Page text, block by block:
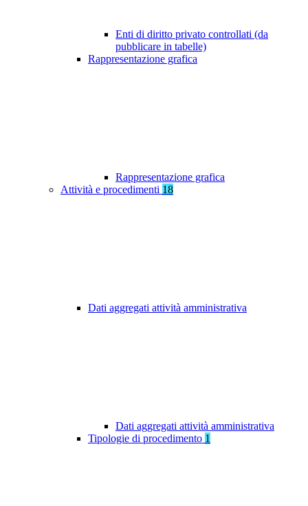
Enti di diritto privato controllati (da
pubblicare in tabelle)
Rappresentazione grafica
Rappresentazione grafica
Attività e procedimenti 18
Dati aggregati attività amministrativa
Dati aggregati attività amministrativa
Tipologie di procedimento 1